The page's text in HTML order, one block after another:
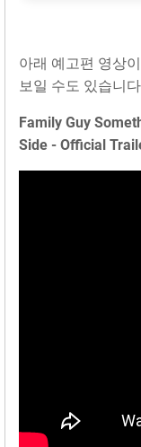
아래 예고편 영상
보일 수도 있습니
Family Guy
Side - Official